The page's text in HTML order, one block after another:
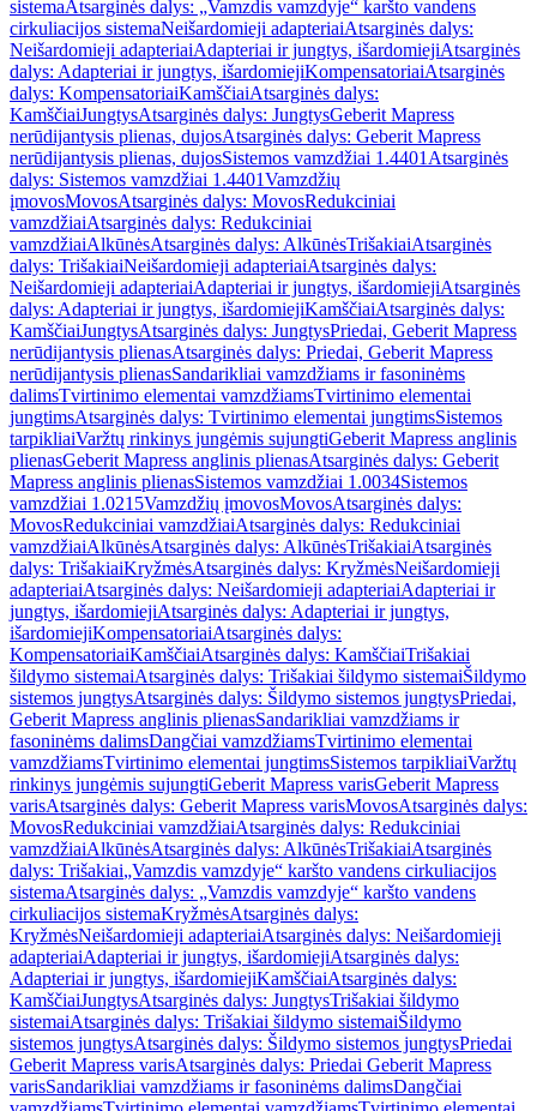
sistemaAtsarginės dalys: „Vamzdis vamzdyje“ karšto vandens
cirkuliacijos sistemaNeišardomieji adapteriaiAtsarginės dalys:
Neišardomieji adapteriaiAdapteriai ir jungtys, išardomiejiAtsarginės
dalys: Adapteriai ir jungtys, išardomiejiKompensatoriaiAtsarginės
dalys: KompensatoriaiKamščiaiAtsarginės dalys:
KamščiaiJungtysAtsarginės dalys: JungtysGeberit Mapress
nerūdijantysis plienas, dujosAtsarginės dalys: Geberit Mapress
nerūdijantysis plienas, dujosSistemos vamzdžiai 1.4401 Atsarginės
dalys: Sistemos vamzdžiai 1.4401Vamzdžių
įmovosMovosAtsarginės dalys: MovosRedukciniai
vamzdžiaiAtsarginės dalys: Redukciniai
vamzdžiaiAlkūnėsAtsarginės dalys: AlkūnėsTrišakiaiAtsarginės
dalys: TrišakiaiNeišardomieji adapteriaiAtsarginės dalys:
Neišardomieji adapteriaiAdapteriai ir jungtys, išardomiejiAtsarginės
dalys: Adapteriai ir jungtys, išardomiejiKamščiaiAtsarginės dalys:
KamščiaiJungtysAtsarginės dalys: JungtysPriedai, Geberit Mapress
nerūdijantysis plienasAtsarginės dalys: Priedai, Geberit Mapress
nerūdijantysis plienasSandarikliai vamzdžiams ir fasoninėms
dalimsTvirtinimo elementai vamzdžiamsTvirtinimo elementai
jungtimsAtsarginės dalys: Tvirtinimo elementai jungtimsSistemos
tarpikliaiVaržtų rinkinys jungėmis sujungtiGeberit Mapress anglinis
plienasGeberit Mapress anglinis plienasAtsarginės dalys: Geberit
Mapress anglinis plienasSistemos vamzdžiai 1.0034Sistemos
vamzdžiai 1.0215Vamzdžių įmovosMovosAtsarginės dalys:
MovosRedukciniai vamzdžiaiAtsarginės dalys: Redukciniai
vamzdžiaiAlkūnėsAtsarginės dalys: AlkūnėsTrišakiaiAtsarginės
dalys: TrišakiaiKryžmėsAtsarginės dalys: KryžmėsNeišardomieji
adapteriaiAtsarginės dalys: Neišardomieji adapteriaiAdapteriai ir
jungtys, išardomiejiAtsarginės dalys: Adapteriai ir jungtys,
išardomiejiKompensatoriaiAtsarginės dalys:
KompensatoriaiKamščiaiAtsarginės dalys: KamščiaiTrišakiai
šildymo sistemaiAtsarginės dalys: Trišakiai šildymo sistemaiŠildymo
sistemos jungtysAtsarginės dalys: Šildymo sistemos jungtysPriedai,
Geberit Mapress anglinis plienasSandarikliai vamzdžiams ir
fasoninėms dalimsDangčiai vamzdžiamsTvirtinimo elementai
vamzdžiamsTvirtinimo elementai jungtimsSistemos tarpikliaiVaržtų
rinkinys jungėmis sujungtiGeberit Mapress varisGeberit Mapress
varisAtsarginės dalys: Geberit Mapress varisMovosAtsarginės dalys:
MovosRedukciniai vamzdžiaiAtsarginės dalys: Redukciniai
vamzdžiaiAlkūnėsAtsarginės dalys: AlkūnėsTrišakiaiAtsarginės
dalys: Trišakiai„Vamzdis vamzdyje“ karšto vandens cirkuliacijos
sistemaAtsarginės dalys: „Vamzdis vamzdyje“ karšto vandens
cirkuliacijos sistemaKryžmėsAtsarginės dalys:
KryžmėsNeišardomieji adapteriaiAtsarginės dalys: Neišardomieji
adapteriaiAdapteriai ir jungtys, išardomiejiAtsarginės dalys:
Adapteriai ir jungtys, išardomiejiKamščiaiAtsarginės dalys:
KamščiaiJungtysAtsarginės dalys: JungtysTrišakiai šildymo
sistemaiAtsarginės dalys: Trišakiai šildymo sistemaiŠildymo
sistemos jungtysAtsarginės dalys: Šildymo sistemos jungtysPriedai
Geberit Mapress varisAtsarginės dalys: Priedai Geberit Mapress
varisSandarikliai vamzdžiams ir fasoninėms dalimsDangčiai